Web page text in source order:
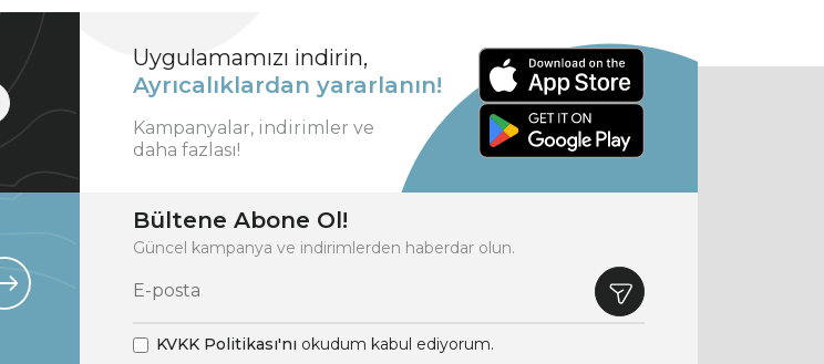
Uygulamamızı indirin,
Ayrıcalıklardan yararlanın!
Kampanyalar, indirimler ve
daha fazlası!
Bültene Abone Ol!
Güncel kampanya ve indirimlerden haberdar olun.
KVKK Politikası'nı okudum kabul ediyorum.